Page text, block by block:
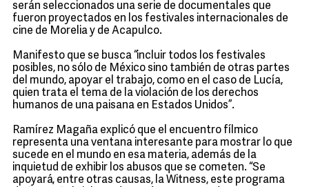
serán seleccionados una serie de documentales que
fueron proyectados en los festivales internacionales de
cine de Morelia y de Acapulco.
Manifesto que se busca “incluir todos los festivales
posibles, no sólo de México sino también de otras partes
del mundo, apoyar el trabajo, como en el caso de Lucía,
quien trata el tema de la violación de los derechos
humanos de una paisana en Estados Unidos”.
Ramírez Magaña explicó que el encuentro fílmico
representa una ventana interesante para mostrar lo que
sucede en el mundo en esa materia, además de la
inquietud de exhibir los abusos que se cometen. “Se
apoyará, entre otras causas, la Witness, este programa